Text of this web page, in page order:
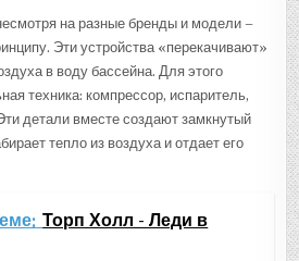
на разные бренды и модели –
Эти устройства «перекачивают»
в воду бассейна. Для этого
техника: компрессор, испаритель,
детали вместе создают замкнутый
тепло из воздуха и отдает его
Торп Холл - Леди в